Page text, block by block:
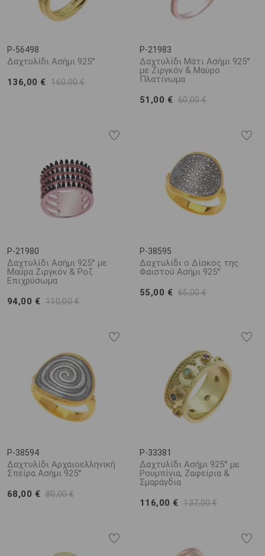
P-56498
Δαχτυλίδι Ασήμι 925°
136,00 € 160,00 €
P-21983
Δαχτυλίδι Μάτι Ασήμι 925°
με Ζιργκόν & Μαύρο
Πλατίνωμα
51,00 € 60,00 €
P-21980
Δαχτυλίδι Ασήμι 925° με
Μαύρα Ζιργκόν & Ροζ
Επιχρύσωμα
94,00 € 110,00 €
P-38595
Δαχτυλίδι ο Δίσκος της
Φαιστού Ασήμι 925°
55,00 € 65,00 €
P-38594
Δαχτυλίδι Αρχαιοελληνική
Σπείρα Ασήμι 925°
68,00 € 80,00 €
P-33381
Δαχτυλίδι Ασήμι 925° με
Ρουμπίνια, Ζαφείρια &
Σμαράγδια
116,00 € 137,00 €